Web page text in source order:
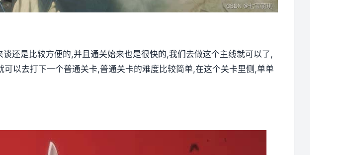
还是比较方便的,并且通关始来也是很快的,我们去做这个主线就可以了,
以去打下一个普通关卡,普通关卡的难度比较简单,在这个关卡里侧,单单